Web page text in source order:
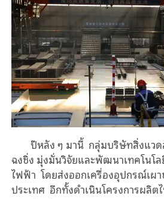
ปีหลัง ๆ มานี้ กลุ่มบริษัทสิ่งแว
ฉงชิ่ง มุ่งมั่นวิจัยและพัฒนาเทคโนโล
ไฟฟ้า โดยส่งออกเครื่องอุปกรณ์เผา
ประเทศ อีกทั้งดำเนินโครงการผลิต